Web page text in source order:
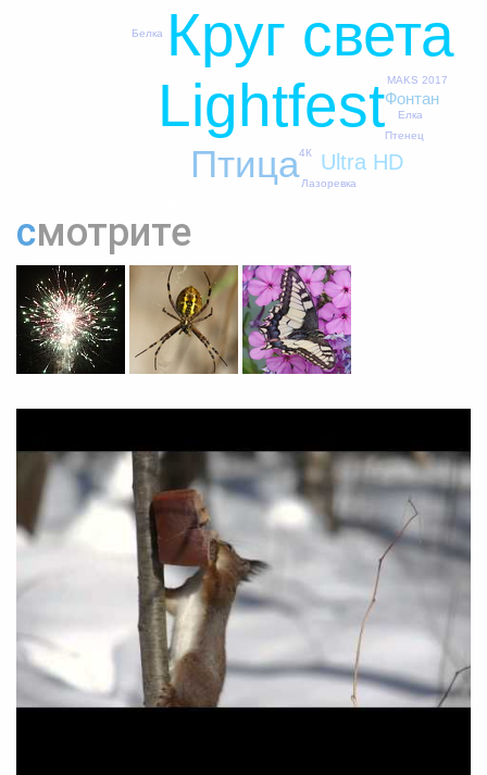
Круг света
Lightfest
Птица Ultra HD
Фонтан
Лазоревка
4К
Елка
MAKS 2017
Белка
Птенец
смотрите